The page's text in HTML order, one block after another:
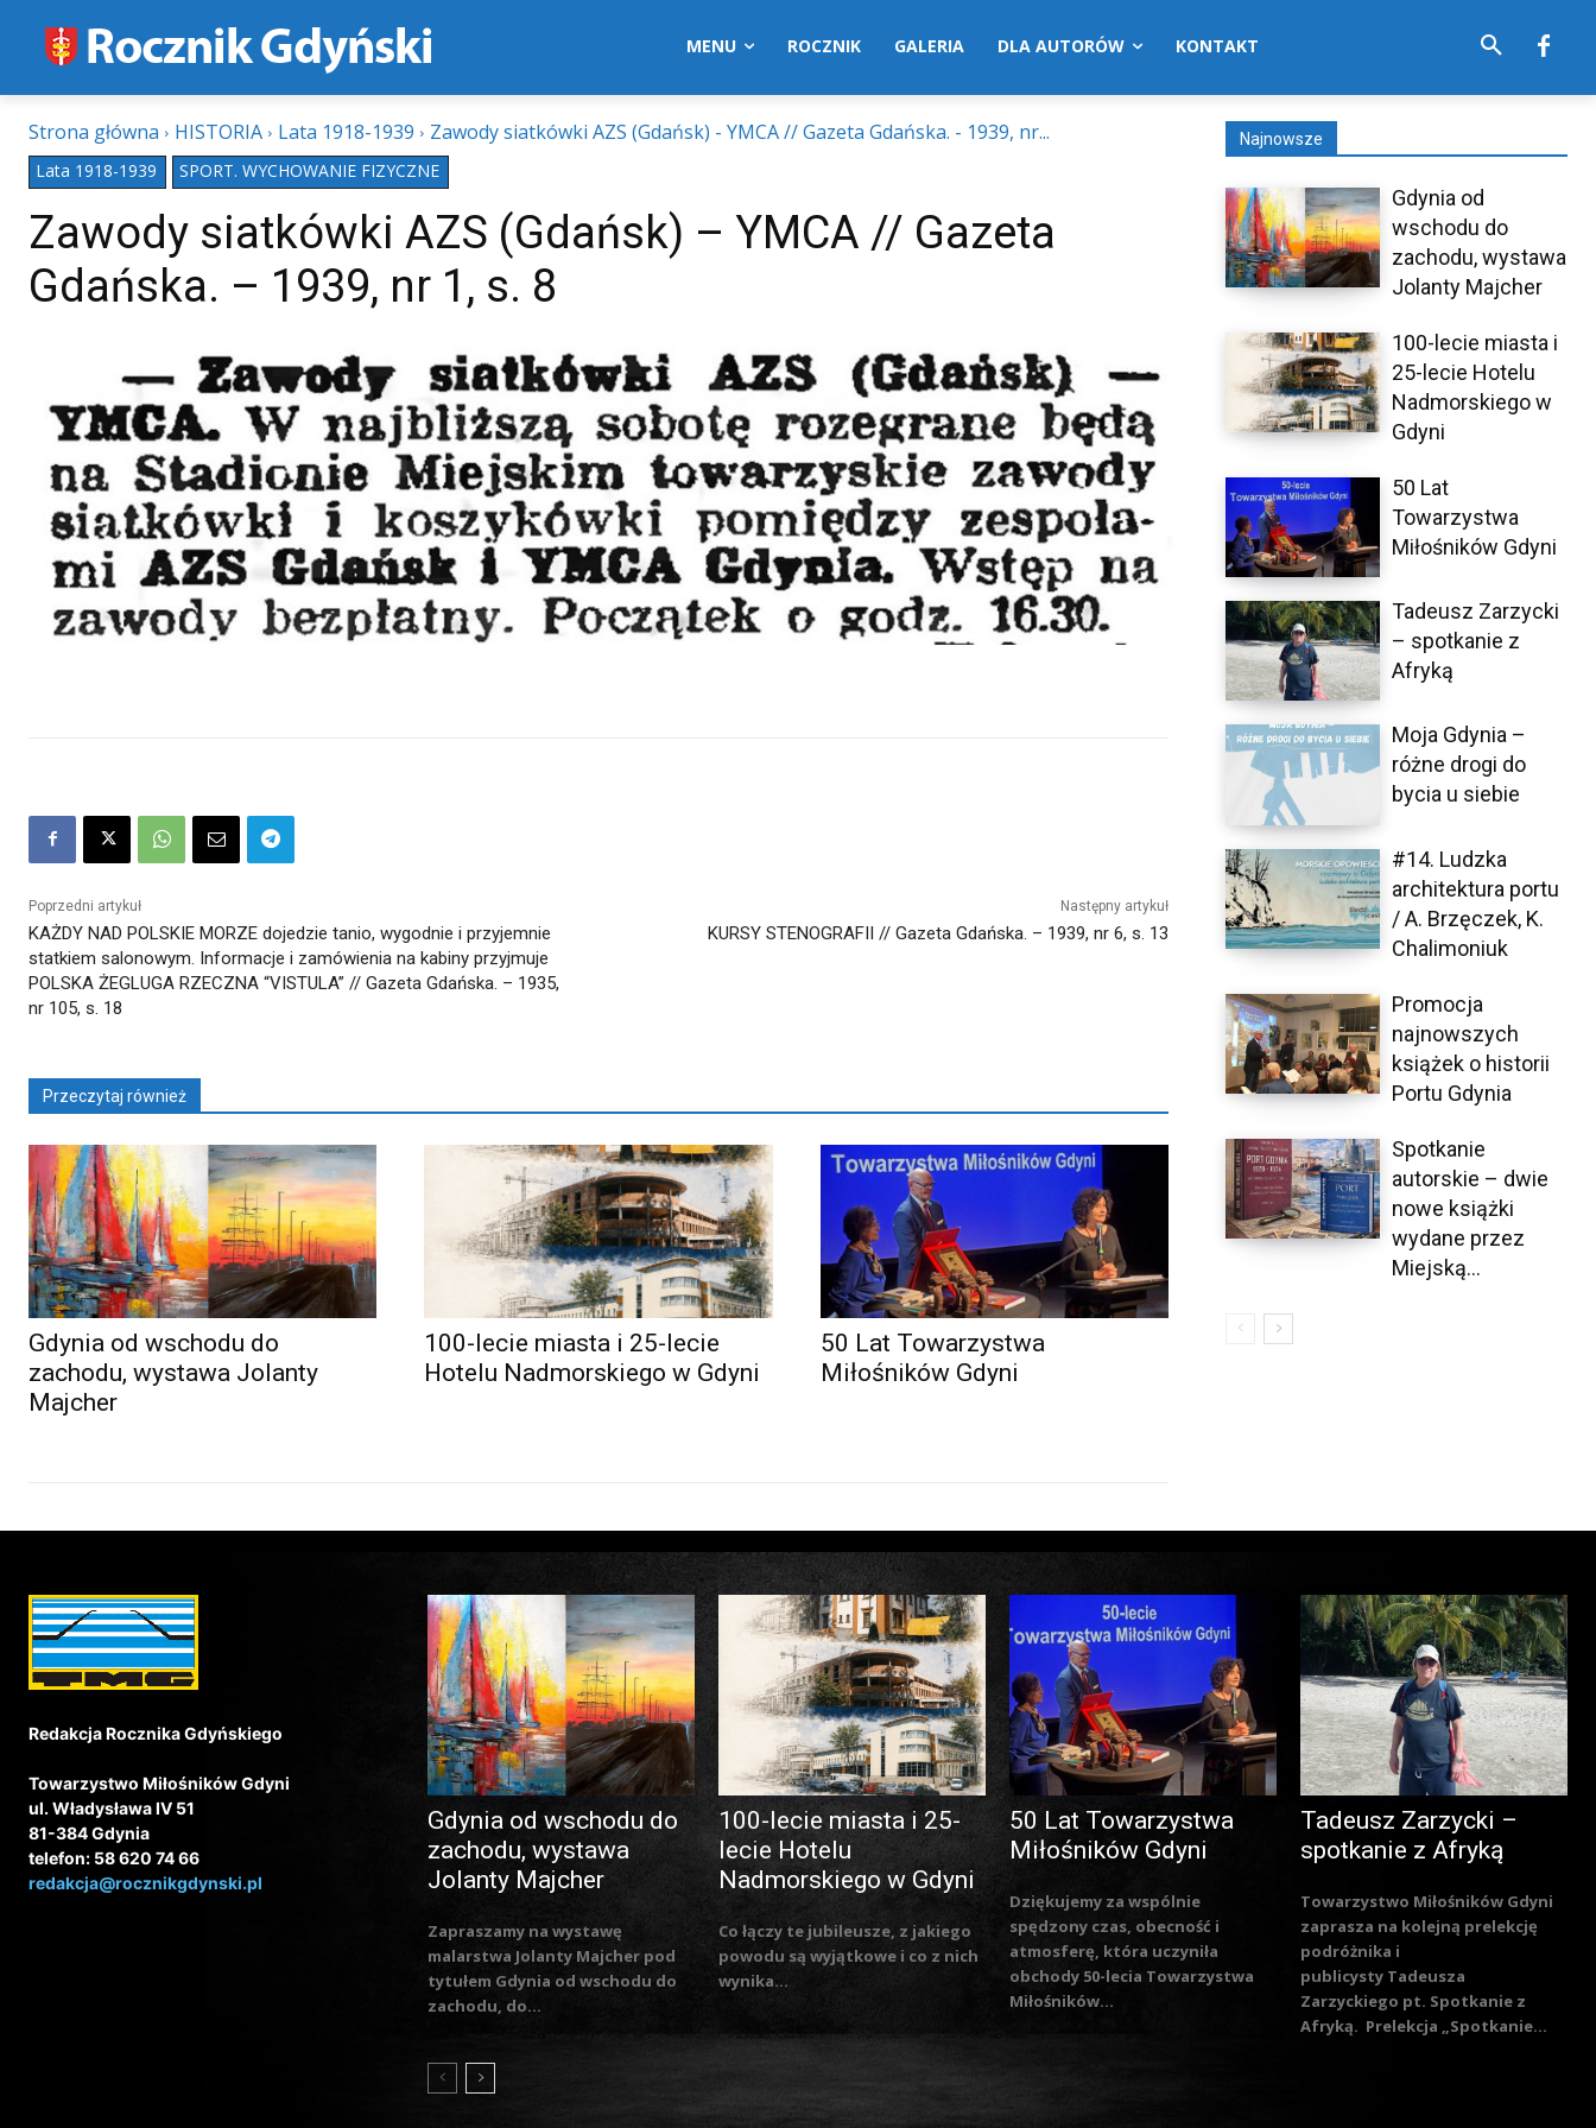
MENU ROCZNIK GALERIA DLA AUTORÓW KONTAKT
Strona główna HISTORIA Lata 1918-1939 Zawody siatkówki AZS (Gdańsk) - YMCA // Gazeta Gdańska. - 1939, nr...
Lata 1918-1939 SPORT. WYCHOWANIE FIZYCZNE
Zawody siatkówki AZS (Gdańsk) – YMCA // Gazeta
Gdańska. – 1939, nr 1, s. 8
Poprzedni artykuł
KAŻDY NAD POLSKIE MORZE dojedzie tanio, wygodnie i przyjemnie
statkiem salonowym. Informacje i zamówienia na kabiny przyjmuje
POLSKA ŻEGLUGA RZECZNA “VISTULA” // Gazeta Gdańska. – 1935,
nr 105, s. 18
Następny artykuł
KURSY STENOGRAFII // Gazeta Gdańska. – 1939, nr 6, s. 13
Przeczytaj również
Gdynia od wschodu do
zachodu, wystawa Jolanty
Majcher
100-lecie miasta i 25-lecie
Hotelu Nadmorskiego w Gdyni
50 Lat Towarzystwa
Miłośników Gdyni
Najnowsze
Gdynia od
wschodu do
zachodu, wystawa
Jolanty Majcher
100-lecie miasta i
25-lecie Hotelu
Nadmorskiego w
Gdyni
50 Lat
Towarzystwa
Miłośników Gdyni
Tadeusz Zarzycki
– spotkanie z
Afryką
Moja Gdynia –
różne drogi do
bycia u siebie
#14. Ludzka
architektura portu
/ A. Brzęczek, K.
Chalimoniuk
Promocja
najnowszych
książek o historii
Portu Gdynia
Spotkanie
autorskie – dwie
nowe książki
wydane przez
Miejską...
Redakcja Rocznika Gdyńskiego
Towarzystwo Miłośników Gdyni
ul. Władysława IV 51
81-384 Gdynia
telefon: 58 620 74 66
redakcja@rocznikgdynski.pl
Gdynia od wschodu do
zachodu, wystawa
Jolanty Majcher
Zapraszamy na wystawę
malarstwa Jolanty Majcher pod
tytułem Gdynia od wschodu do
zachodu, do...
100-lecie miasta i 25-
lecie Hotelu
Nadmorskiego w Gdyni
Co łączy te jubileusze, z jakiego
powodu są wyjątkowe i co z nich
wynika...
50 Lat Towarzystwa
Miłośników Gdyni
Dziękujemy za wspólnie
spędzony czas, obecność i
atmosferę, która uczyniła
obchody 50-lecia Towarzystwa
Miłośników...
Tadeusz Zarzycki –
spotkanie z Afryką
Towarzystwo Miłośników Gdyni
zaprasza na kolejną prelekcję
podróżnika i
publicysty Tadeusza
Zarzyckiego pt. Spotkanie z
Afryką. Prelekcja „Spotkanie...